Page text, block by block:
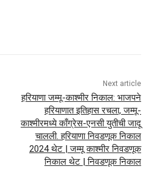
Next article
हरियाणा जम्मू-काश्मीर निकाल: भाजपने
हरियाणात इतिहास रचला, जम्मू-
काश्मीरमध्ये काँग्रेस-एनसी युतीची जादू
चालली. हरियाणा निवडणूक निकाल
2024 थेट | जम्मू काश्मीर निवडणूक
निकाल थेट | निवडणूक निकाल